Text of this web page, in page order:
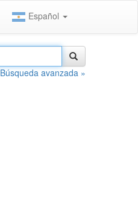
Español
Búsqueda avanzada »